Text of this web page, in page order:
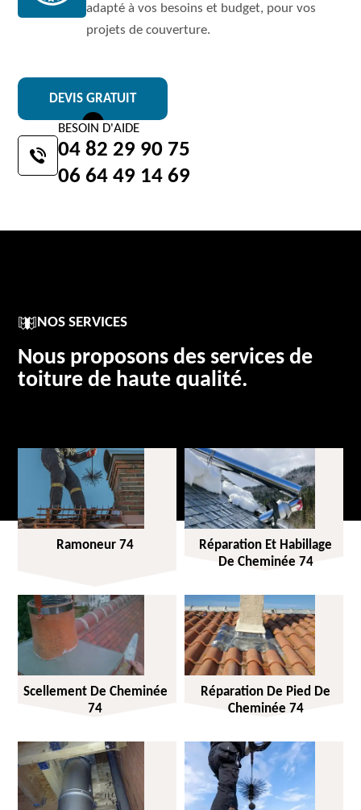
adapté à vos besoins et budget, pour vos
projets de couverture.
DEVIS GRATUIT
BESOIN D'AIDE
04 82 29 90 75
06 64 49 14 69
NOS SERVICES
Nous proposons des services de
toiture de haute qualité.
Ramoneur 74
Réparation Et Habillage
De Cheminée 74
Scellement De Cheminée
74
Réparation De Pied De
Cheminée 74